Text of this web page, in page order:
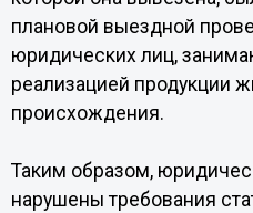
плановой выездной
юридических лиц,
реализацией продукции
происхождения.
Таким образом,
нарушены требования